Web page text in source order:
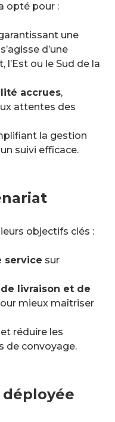
opté pour :
une
s’agisse d’une
l’Est ou le Sud de la
accrues,
attentes des
la gestion
suivi efficace.
objectifs clés :
service sur
livraison et de
mieux maîtriser
et réduire les
de convoyage.